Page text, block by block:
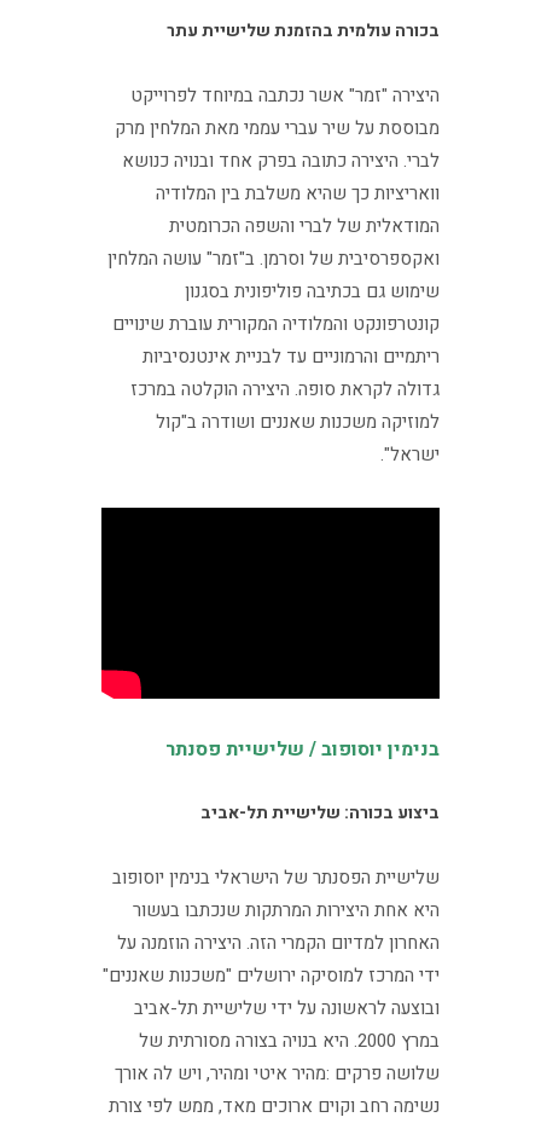
בכורה עולמית בהזמנת שלישיית עתר
היצירה "זמר" אשר נכתבה במיוחד לפרוייקט
מבוססת על שיר עברי עממי מאת המלחין מרק
לברי. היצירה כתובה בפרק אחד ובנויה כנושא
וואריציות כך שהיא משלבת בין המלודיה
המודאלית של לברי והשפה הכרומטית
ואקספרסיבית של וסרמן. ב"זמר" עושה המלחין
שימוש גם בכתיבה פוליפונית בסגנון
קונטרפונקט והמלודיה המקורית עוברת שינויים
ריתמיים והרמוניים עד לבניית אינטנסיביות
גדולה לקראת סופה. היצירה הוקלטה במרכז
למוזיקה משכנות שאננים ושודרה ב"קול
ישראל".
בנימין יוסופוב / שלישיית פסנתר
ביצוע בכורה: שלישיית תל-אביב
שלישיית הפסנתר של הישראלי בנימין יוסופוב
היא אחת היצירות המרתקות שנכתבו בעשור
האחרון למדיום הקמרי הזה. היצירה הוזמנה על
ידי המרכז למוסיקה ירושלים "משכנות שאננים"
ובוצעה לראשונה על ידי שלישיית תל-אביב
במרץ 2000. היא בנויה בצורה מסורתית של
שלושה פרקים :מהיר איטי ומהיר, ויש לה אורך
נשימה רחב וקוים ארוכים מאד, ממש לפי צורת